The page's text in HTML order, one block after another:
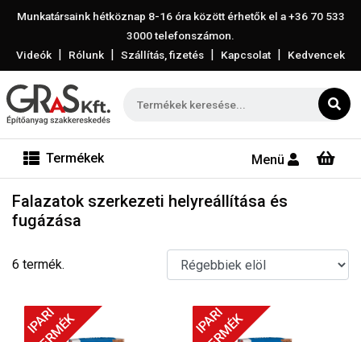
Munkatársaink hétköznap 8-16 óra között érhetők el a+36 70 533
3000telefonszámon.
Videók | Rólunk | Szállítás, fizetés | Kapcsolat | Kedvencek
Termékek Menü
Falazatok szerkezeti helyreállítása és
fugázása
6 termék.
IPARI IPARI